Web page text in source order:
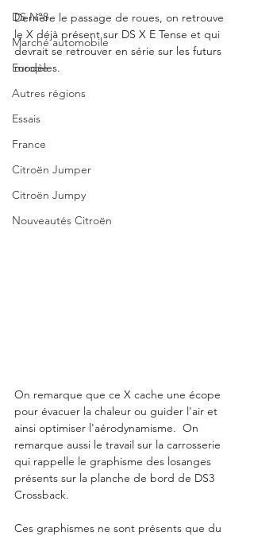
DS N°8
Marché automobile
Europe
Autres régions
Essais
France
Citroën Jumper
Citroën Jumpy
Nouveautés Citroën
Derrière le passage de roues, on retrouve
le X déjà présent sur DS X E Tense et qui
devrait se retrouver en série sur les futurs
modèles.
On remarque que ce X cache une écope
pour évacuer la chaleur ou guider l'air et
ainsi optimiser l'aérodynamisme.  On
remarque aussi le travail sur la carrosserie
qui rappelle le graphisme des losanges
présents sur la planche de bord de DS3
Crossback.
Ces graphismes ne sont présents que du